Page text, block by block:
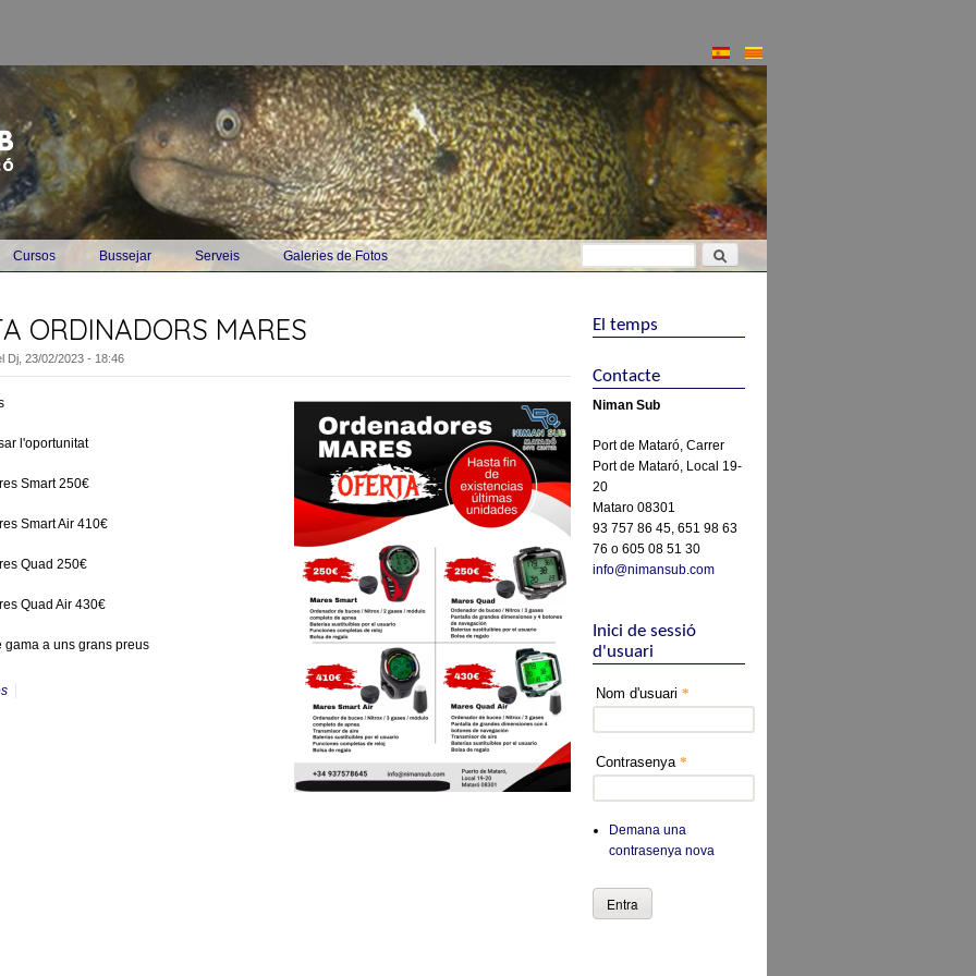
Vés al contingut
Formulari de cerca
Cursos Bussejar Serveis Galeries de Fotos
ORDINADORS MARES
Dj, 23/02/2023 - 18:46
l'oportunitat
Smart 250€
Smart Air 410€
Quad 250€
Quad Air 430€
gama a uns grans preus
El temps
Contacte
Niman Sub
Port de Mataró, Carrer
Port de Mataró, Local 19-
20
Mataro 08301
93 757 86 45, 651 98 63
76 o 605 08 51 30
info@nimansub.com
Inici de sessió
d'usuari
Nom d'usuari *
Contrasenya *
Demana una
contrasenya nova